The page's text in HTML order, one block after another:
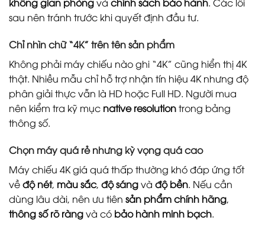
sau nên tránh trước khi quyết định đầu tư.
Chỉ nhìn chữ “4K” trên tên sản phẩm
Không phải máy chiếu nào ghi “4K” cũng hiển thị 4K
thật. Nhiều mẫu chỉ hỗ trợ nhận tín hiệu 4K nhưng độ
phân giải thực vẫn là HD hoặc Full HD. Người mua
nên kiểm tra kỹ mục native resolutiontrong bảng
thông số.
Chọn máy quá rẻ nhưng kỳ vọng quá cao
Máy chiếu 4K giá quá thấp thường khó đáp ứng tốt
vềđộ nét, màu sắc, độ sángvà độ bền. Nếu cần
dùng lâu dài, nên ưu tiên sản phẩm chính hãng,
thông số rõ ràngvà có bảo hành minh bạch.